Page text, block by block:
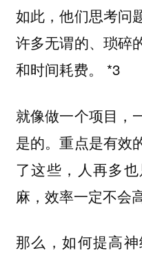
如此，他们思考问
许多无谓的、琐碎
和时间耗费。 *3
就像做一个项目，
是的。重点是有效
了这些，人再多
麻，效率一定不会高
那么，如何提高